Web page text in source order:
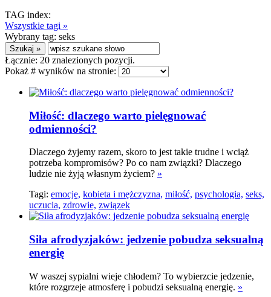
TAG index:
Wszystkie tagi »
Wybrany tag: seks
Łącznie: 20 znalezionych pozycji.
Pokaż # wyników na stronie:
Miłość: dlaczego warto pielęgnować
odmienności?
Dlaczego żyjemy razem, skoro to jest takie trudne i wciąż
potrzeba kompromisów? Po co nam związki? Dlaczego
ludzie nie żyją własnym życiem? »
Tagi: emocje, kobieta i mężczyzna, miłość, psychologia, seks,
uczucia, zdrowie, związek
Siła afrodyzjaków: jedzenie pobudza seksualną
energię
W waszej sypialni wieje chłodem? To wybierzcie jedzenie,
które rozgrzeje atmosferę i pobudzi seksualną energię. »